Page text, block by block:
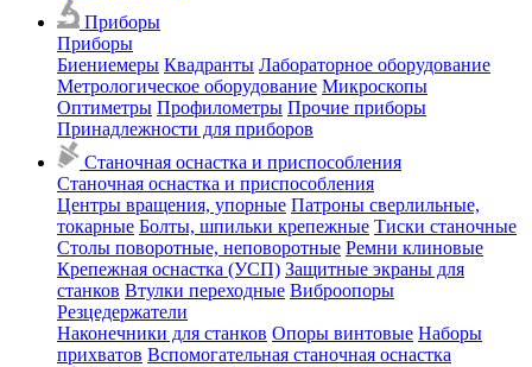
Приборы
Приборы
Биениемеры Квадранты Лабораторное оборудование
Метрологическое оборудование Микроскопы
Оптиметры Профилометры Прочие приборы
Принадлежности для приборов
Станочная оснастка и приспособления
Станочная оснастка и приспособления
Центры вращения, упорные Патроны сверлильные,
токарные Болты, шпильки крепежные Тиски станочные
Столы поворотные, неповоротные Ремни клиновые
Крепежная оснастка (УСП) Защитные экраны для
станков Втулки переходные Виброопоры
Резцедержатели
Наконечники для станков Опоры винтовые Наборы
прихватов Вспомогательная станочная оснастка